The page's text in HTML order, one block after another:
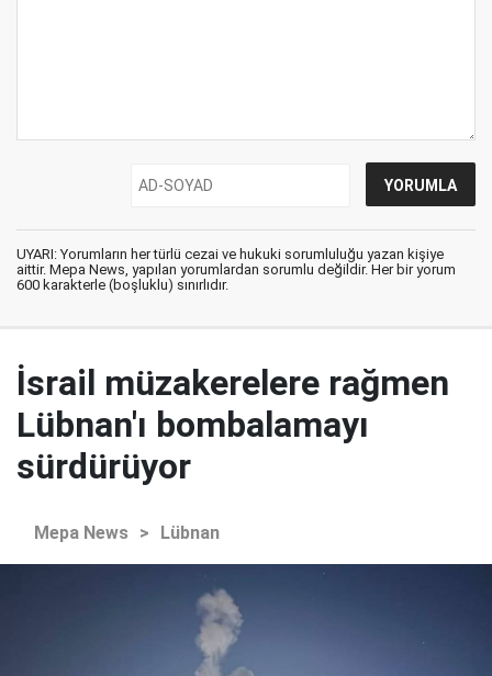
UYARI: Yorumların her türlü cezai ve hukuki sorumluluğu yazan kişiye
aittir. Mepa News, yapılan yorumlardan sorumlu değildir. Her bir yorum
600 karakterle (boşluklu) sınırlıdır.
İsrail müzakerelere rağmen
Lübnan'ı bombalamayı
sürdürüyor
Mepa News > Lübnan